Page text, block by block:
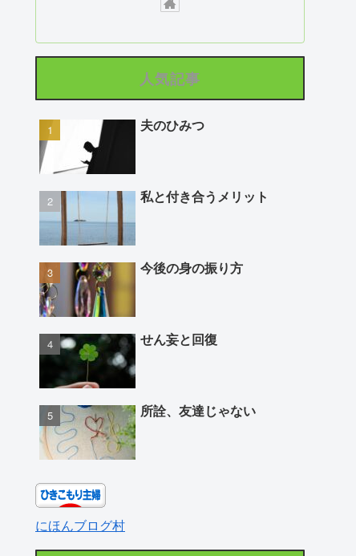
人気記事
夫のひみつ
私と付き合うメリット
今後の身の振り方
せん妄と回復
所詮、友達じゃない
にほんブログ村